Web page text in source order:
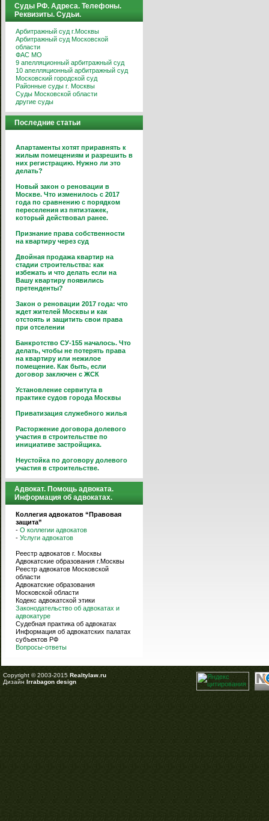
Суды РФ. Адреса. Телефоны.
Реквизиты. Судьи.
Арбитражный суд г.Москвы
Арбитражный суд Московской
области
ФАС МО
9 апелляционный арбитражный суд
10 апелляционный арбитражный суд
Московский городской суд
Районные суды г. Москвы
Суды Московской области
другие суды
Последние статьи
Апартаменты хотят приравнять к
жилым помещениям и разрешить в
них регистрацию. Нужно ли это
делать?
Новый закон о реновации в
Москве. Что изменилось с 2017
года по сравнению с порядком
переселения из пятиэтажек,
который действовал ранее.
Признание права собственности
на квартиру через суд
Двойная продажа квартир на
стадии строительства: как
избежать и что делать если на
Вашу квартиру появились
претенденты?
Закон о реновации 2017 года: что
ждет жителей Москвы и как
отстоять и защитить свои права
при отселении
Банкротство СУ-155 началось. Что
делать, чтобы не потерять права
на квартиру или нежилое
помещение. Как быть, если
договор заключен с ЖСК
Установление сервитута в
практике судов города Москвы
Приватизация служебного жилья
Расторжение договора долевого
участия в строительстве по
инициативе застройщика.
Неустойка по договору долевого
участия в строительстве.
Адвокат. Помощь адвоката.
Информация об адвокатах.
Коллегия адвокатов “Правовая
защита”
- О коллегии адвокатов
- Услуги адвокатов
Реестр адвокатов г. Москвы
Адвокатские образования г.Москвы
Реестр адвокатов Московской
области
Адвокатские образования
Московской области
Кодекс адвокатской этики
Законодательство об адвокатах и
адвокатуре
Судебная практика об адвокатах
Информация об адвокатских палатах
субъектов РФ
Вопросы-ответы
Copyright © 2003-2015 Realtylaw.ru
Дизайн Irrabagon design